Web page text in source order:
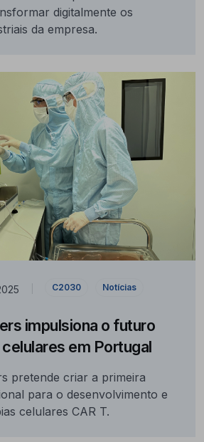
digitalmente os
da empresa.
C2030 Notícias
impulsiona o futuro
em Portugal
pretende criar a primeira
para o desenvolvimento e
celulares CAR T.